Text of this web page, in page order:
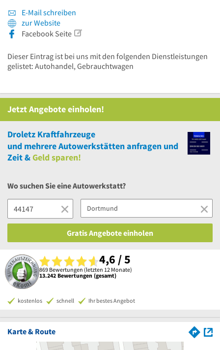
E-Mail schreiben
zur Website
Facebook Seite
Dieser Eintrag ist bei uns mit den folgenden Dienstleistungen
gelistet: Autohandel, Gebrauchtwagen
Jetzt Angebote einholen!
Droletz Kraftfahrzeuge
und mehrereAutowerkstätten anfragen und
Zeit &Geld sparen!
Wo suchen Sie eine Autowerkstatt?
Gratis Angebote einholen
4,6 / 5
869 Bewertungen (letzten 12 Monate)
13.242 Bewertungen (gesamt)
kostenlos schnell Ihr bestes Angebot
Karte & Route